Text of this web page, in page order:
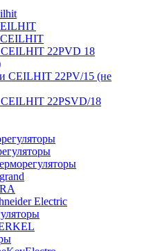
22PVD 18
CEILHIT 22PV/15 (не
22PSVD/18
Electric